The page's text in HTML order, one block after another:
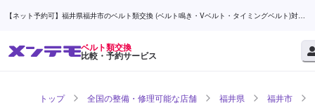
【ネット予約可】福井県福井市のベルト類交換 (ベルト鳴き・Vベルト・タイミングベルト)対応
ベルト類交換
比較・予約サービス
トップ 全国の整備・修理可能な店舗 福井県 福井市